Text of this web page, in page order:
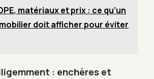
matériaux et prix : ce qu’un
doit afficher pour éviter
: enchères et